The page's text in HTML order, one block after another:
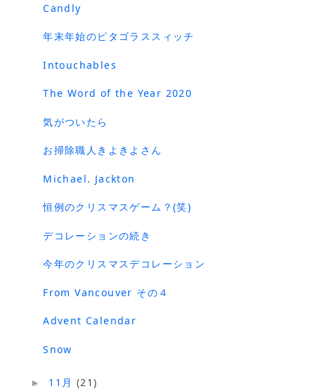
Candly
年末年始のピタゴラススィッチ
Intouchables
The Word of the Year 2020
気がついたら
お掃除職人きよきよさん
Michael. Jackton
恒例のクリスマスゲーム？(笑)
デコレーションの続き
今年のクリスマスデコレーション
From Vancouver その４
Advent Calendar
Snow
► 11月 (21)